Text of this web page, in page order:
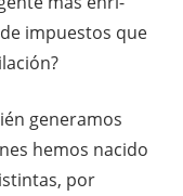
impuestos que
generamos
hemos nacido
por